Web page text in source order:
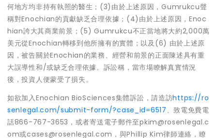
何地方均非持有執照的醫生；(3)由於上述原因，Gumrukcu聲
稱對Enochian的貢獻缺乏合理依據；(4)由於上述原因，Enoc
hian誇大其商業前景；(5) Gumrukcu不正當地將大約2,000萬
美元從Enochian轉移到他所擁有的實體；以及(6) 由於上述原
因，被告關於Enochian的業務、經營和前景的正面陳述具有重
大誤導性和/或缺乏合理依據。訴訟稱，當市場瞭解真實情況
後，投資人便蒙受了損失。
如欲加入Enochian BioSciences集體訴訟，請造訪https://ro
senlegal.com/submit-form/?case_id=6517 、致電免費電
話866-767-3653，或者寄送電子郵件至pkim@rosenlegal.c
om或cases@rosenlegal.com，與Phillip Kim律師連絡，瞭